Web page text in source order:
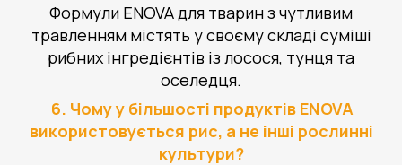
Формули ENOVA для тварин з чутливим
травленням містять у своєму складі суміші
рибних інгредієнтів із лосося, тунця та
оселедця.
6. Чому у більшості продуктів ENOVA
використовується рис, а не інші рослинні
культури?